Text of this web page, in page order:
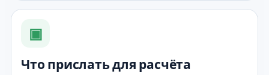
▣
Что прислать для расчёта